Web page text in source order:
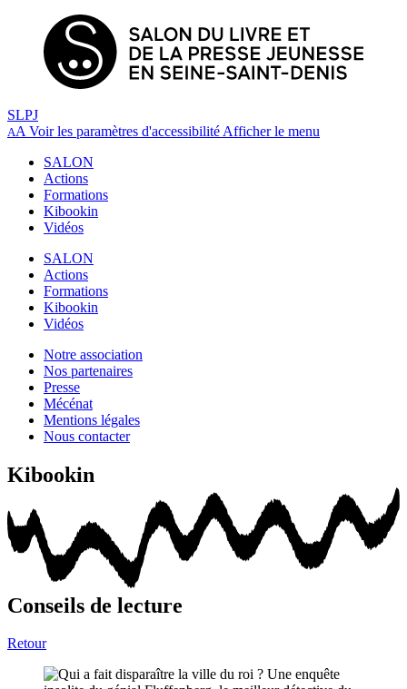
SLPJ
AA Voir les paramètres d'accessibilité Afficher le menu
SALON
Actions
Formations
Kibookin
Vidéos
SALON
Actions
Formations
Kibookin
Vidéos
Notre association
Nos partenaires
Presse
Mécénat
Mentions légales
Nous contacter
Kibookin
Conseils de lecture
Retour